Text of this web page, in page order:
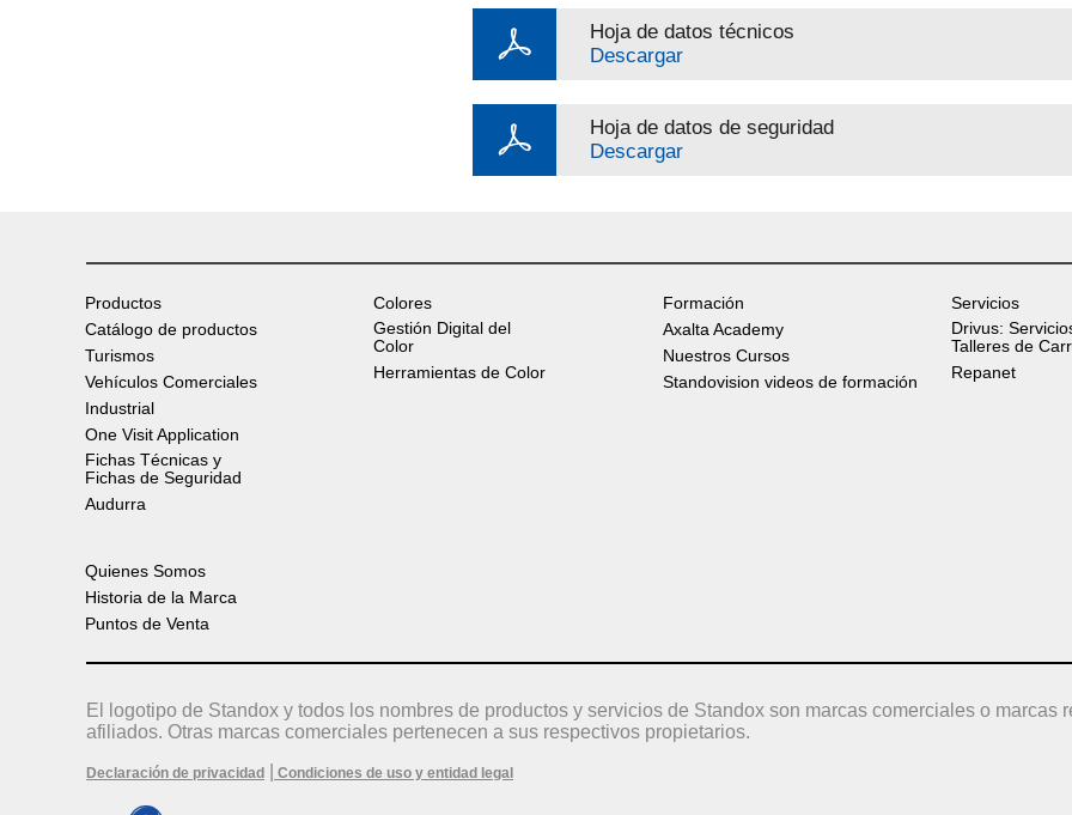
Hoja de datos técnicos
Descargar
Hoja de datos de seguridad
Descargar
Productos
Catálogo de productos
Turismos
Vehículos Comerciales
Industrial
One Visit Application
Fichas Técnicas y
Fichas de Seguridad
Audurra
Colores
Gestión Digital del
Color
Herramientas de Color
Formación
Axalta Academy
Nuestros Cursos
Standovision videos de formación
Servicios
Drivus:
Talleres de
Repanet
Quienes Somos
Historia de la Marca
Puntos de Venta
El logotipo de Standox y todos los nombres de productos y servicios de Standox son marcas comerciales o marcas
afiliados. Otras marcas comerciales pertenecen a sus respectivos propietarios.
Declaración de privacidad Condiciones de uso y entidad legal